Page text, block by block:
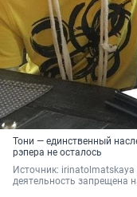
Тони — единственный
рэпера не осталось
Источник: irinatolmatskaya
деятельность запрещена